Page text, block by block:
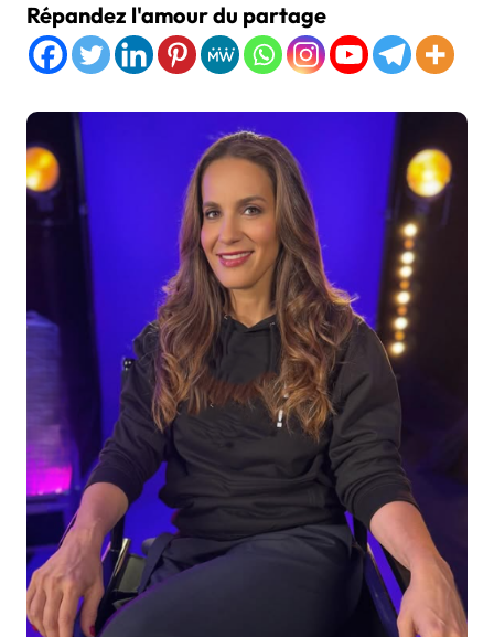
Répandez l'amour du partage